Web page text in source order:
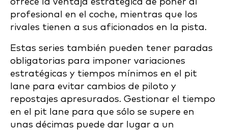
profesional en el coche, mientras que los
rivales tienen a sus aficionados en la pista.
Estas series también pueden tener paradas
obligatorias para imponer variaciones
estratégicas y tiempos mínimos en el pit
lane para evitar cambios de piloto y
repostajes apresurados. Gestionar el tiempo
en el pit lane para que sólo se supere en
unas décimas puede dar lugar a un